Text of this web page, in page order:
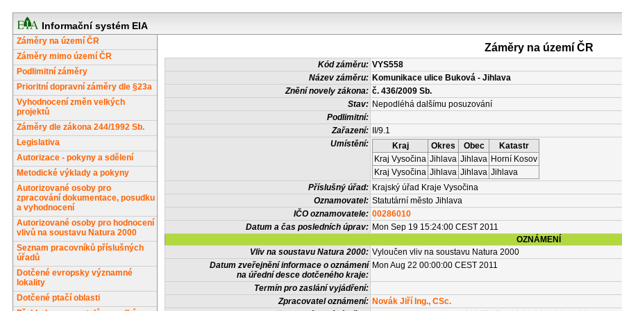
Informační systém EIA
Záměry na území ČR
Záměry mimo území ČR
Podlimitní záměry
Prioritní dopravní záměry dle §23a
Vyhodnocení změn velkých
projektů
Záměry dle zákona 244/1992 Sb.
Legislativa
Autorizace - pokyny a sdělení
Metodické výklady a pokyny
Autorizované osoby pro
zpracování dokumentace, posudku
a vyhodnocení
Autorizované osoby pro hodnocení
vlivů na soustavu Natura 2000
Seznam pracovníků příslušných
úřadů
Dotčené evropsky významné
lokality
Dotčené ptačí oblasti
Záměry na území ČR
Kód záměru: VYS558
Název záměru: Komunikace ulice Buková - Jihlava
Znění novely zákona: č. 436/2009 Sb.
Stav: Nepodléhá dalšímu posuzování
Podlimitní:
Zařazení:
II/9.1
Umístění:
Kraj Okres Obec
Katastr
Kraj Vysočina Jihlava Jihlava Horní Kosov
Kraj Vysočina Jihlava Jihlava Jihlava
Příslušný úřad: Krajský úřad Kraje Vysočina
Oznamovatel: Statutární město Jihlava
IČO oznamovatele: 00286010
Datum a čas posledních úprav: Mon Sep 19 15:24:00 CEST 2011
OZNÁMENÍ
Vliv na soustavu Natura 2000: Vyloučen vliv na soustavu Natura 2000
Datum zveřejnění informace o oznámení
na úřední desce dotčeného kraje:
Mon Aug 22 00:00:00 CEST 2011
Termín pro zaslání vyjádření:
Zpracovatel oznámení: Novák Jiří Ing., CSc.